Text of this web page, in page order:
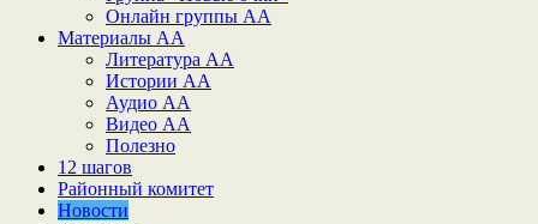
Онлайн группы АА
Материалы АА
Литература АА
Истории АА
Аудио АА
Видео АА
Полезно
12 шагов
Районный комитет
Новости